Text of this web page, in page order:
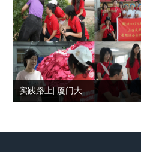
我校芯青年在大学...